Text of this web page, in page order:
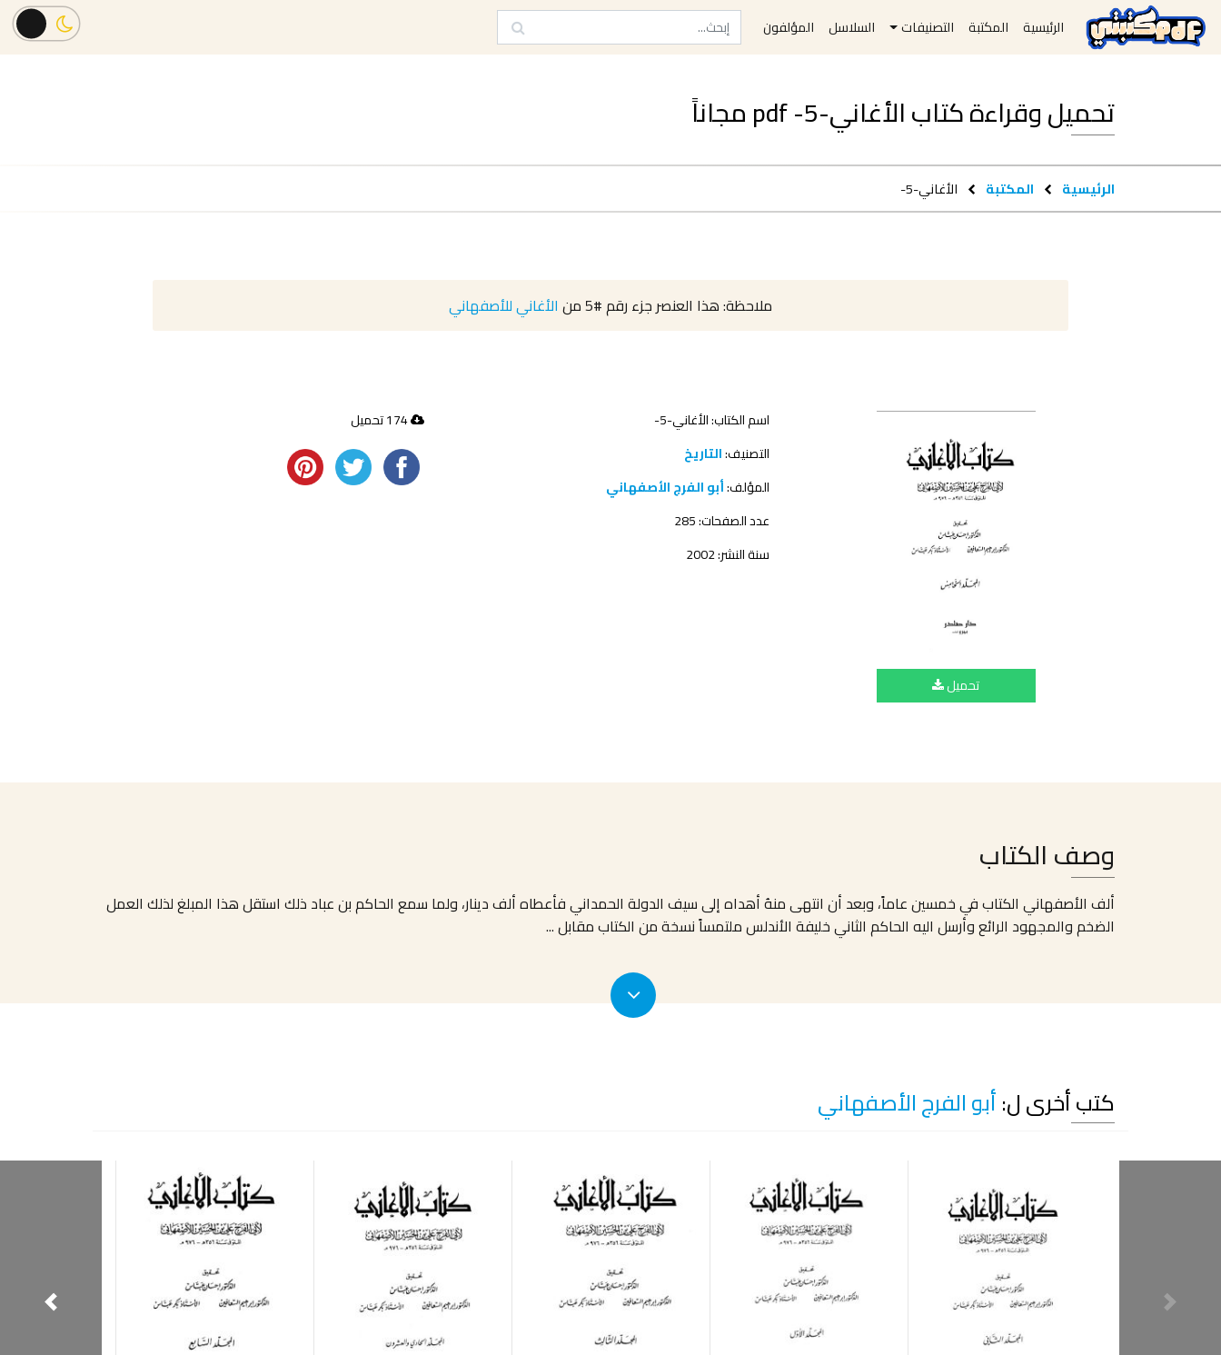
الرئيسية المكتبة التصنيفات السلاسل المؤلفون
تحميل وقراءة كتاب الأغاني-5- pdf مجاناً
الرئيسية المكتبة الأغاني-5-
ملاحظة: هذا العنصر جزء رقم#5 من الأغاني للأصفهاني
تحميل
اسم الكتاب: الأغاني-5-
التصنيف:التاريخ
المؤلف:أبو الفرج الأصفهاني
عدد الصفحات: 285
سنة النشر: 2002
وصف الكتاب
ألف الأصفهاني الكتاب في خمسين عاماً، وبعد أن انتهى منهُ أهداه إلى سيف الدولة الحمداني فأعطاه ألف دينار، ولما سمع الحاكم بن عباد ذلك استقل هذا المبلغ لذلك العمل
الضخم والمجهود الرائع وأرسل اليه الحاكم الثاني خليفة الأندلس ملتمساً نسخة من الكتاب مقابل...
كتب أخرى ل:أبو الفرج الأصفهاني